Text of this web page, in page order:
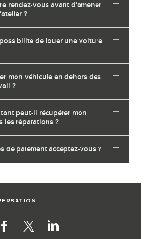
rendez-vous avant d'amener
?
de louer une voiture
mon véhicule en dehors des
?
peut-il récupérer mon
les réparations ?
de paiement acceptez-vous ?